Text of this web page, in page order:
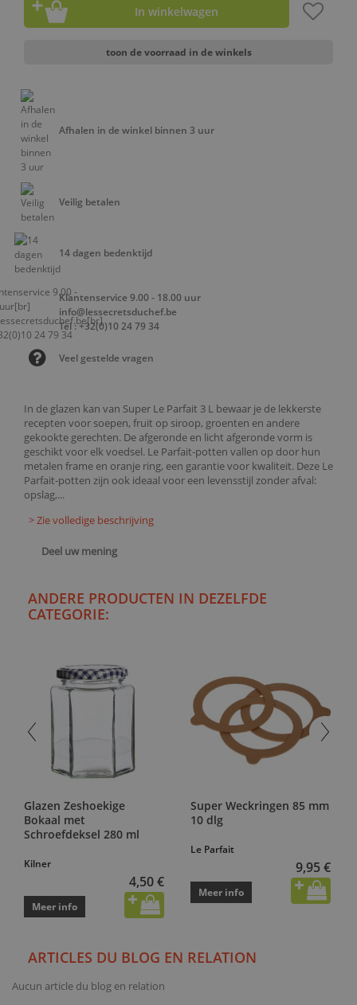
In de glazen kan van Super Le Parfait 3 L bewaar je de lekkerste
recepten voor soepen, fruit op siroop, groenten en andere
gekookte gerechten. De afgeronde en licht afgeronde vorm is
geschikt voor elk voedsel. Le Parfait-potten vallen op door hun
metalen frame en oranje ring, een garantie voor kwaliteit. Deze Le
Parfait-potten zijn ook ideaal voor een levensstijl zonder afval:
opslag,...
> Zie volledige beschrijving
Deel uw mening
In winkelwagen
toon de voorraad in de winkels
Afhalen in de winkel binnen 3 uur
Veilig betalen
14 dagen bedenktijd
Klantenservice 9.00 - 18.00 uur
info@lessecretsduchef.be
Tel : +32(0)10 24 79 34
Veel gestelde vragen
ANDERE PRODUCTEN IN DEZELFDE
CATEGORIE:
Glazen Zeshoekige
Bokaal met
Schroefdeksel 280 ml
Kilner
4,50 €
Meer info
Super Weckringen 85 mm
10 dlg
Le Parfait
9,95 €
Meer info
ARTICLES DU BLOG EN RELATION
Aucun article du blog en relation